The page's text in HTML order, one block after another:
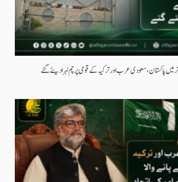
میں پاکستان، سعودی عرب اور ترکیہ کے قومی پرچم لہرا دیئے گئے